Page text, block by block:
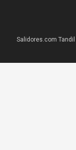
Salidores.com